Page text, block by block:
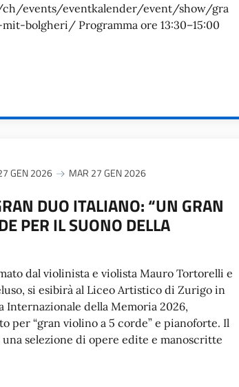
events/eventkalender/event/show/gra
bolgheri/ Programma ore 13:30–15:00
GEN 2026 MAR 27 GEN 2026
DUO ITALIANO: “UN GRAN
PER IL SUONO DELLA
dal violinista e violista Mauro Tortorelli e
si esibirà al Liceo Artistico di Zurigo in
Internazionale della Memoria 2026,
per “gran violino a 5 corde” e pianoforte. Il
selezione di opere edite e manoscritte